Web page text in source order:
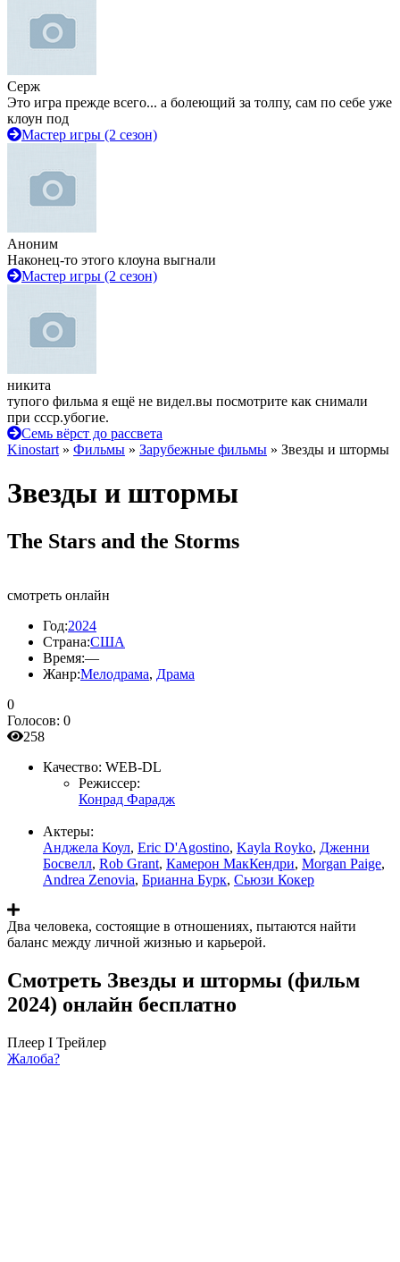
Серж
Это игра прежде всего... а болеющий за толпу, сам по себе уже
клоун под
Мастер игры (2 сезон)
Аноним
Наконец-то этого клоуна выгнали
Мастер игры (2 сезон)
никита
тупого фильма я ещё не видел.вы посмотрите как снимали
при ссср.убогие.
Семь вёрст до рассвета
Kinostart » Фильмы » Зарубежные фильмы » Звезды и штормы
Звезды и штормы
The Stars and the Storms
смотреть онлайн
Год:2024
Страна:США
Время:—
Жанр:Мелодрама, Драма
0
Голосов: 0
258
Качество: WEB-DL
Режиссер:
Конрад Фарадж
Актеры:
Анджела Коул, Eric D'Agostino, Kayla Royko, Дженни
Босвелл, Rob Grant, Камерон МакКендри, Morgan Paige,
Andrea Zenovia, Брианна Бурк, Сьюзи Кокер
Два человека, состоящие в отношениях, пытаются найти
баланс между личной жизнью и карьерой.
Смотреть Звезды и штормы (фильм
2024) онлайн бесплатно
Плеер I Трейлер
Жалоба?